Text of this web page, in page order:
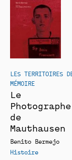
LES TERRITOIRES
MÉMOIRE
Le
Photographe
de
Mauthausen
Benito Bermejo
Histoire